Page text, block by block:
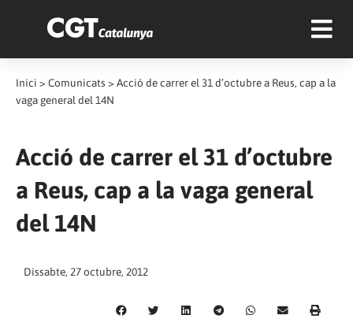
Inici > Comunicats > Acció de carrer el 31 d’octubre a Reus, cap a la
vaga general del 14N
Acció de carrer el 31 d’octubre
a Reus, cap a la vaga general
del 14N
Dissabte, 27 octubre, 2012